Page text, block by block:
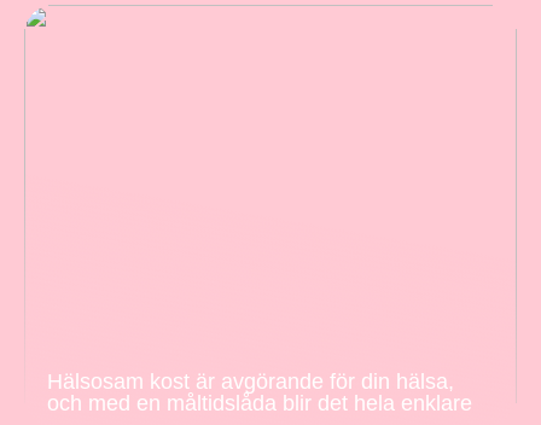
Hälsosam kost är avgörande för din hälsa,
och med en måltidslåda blir det hela enklare